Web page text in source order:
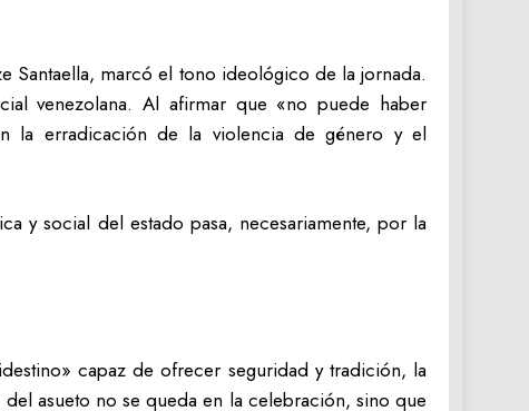
Santaella, marcó el tono ideológico de la jornada.
venezolana. Al afirmar que «no puede haber
la erradicación de la violencia de género y el
y social del estado pasa, necesariamente, por la
capaz de ofrecer seguridad y tradición, la
asueto no se queda en la celebración, sino que